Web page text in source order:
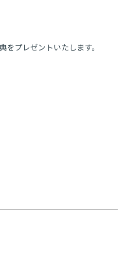
プレゼントいたします。